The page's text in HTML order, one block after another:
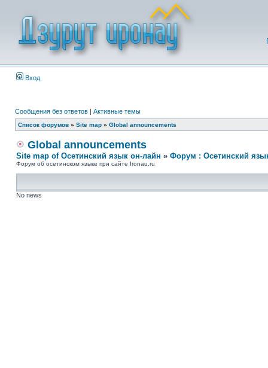
Вход
Сообщения без ответов | Активные темы
Список форумов » Site map » Global announcements
Global announcements
Site map of Осетинский язык он-лайн » Форум : Осетинский
Форум об осетинском языке при сайте Ironau.ru
No news